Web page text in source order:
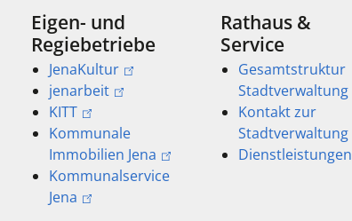
Eigen- und
Regiebetriebe
JenaKultur
jenarbeit
KITT
Kommunale
Immobilien Jena
Kommunalservice
Jena
Rathaus &
Service
Gesamtstruktur
Stadtverwaltung
Kontakt zur
Stadtverwaltung
Dienstleistungen